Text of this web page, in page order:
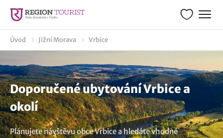
Úvod Jižní Morava Vrbice
Doporučené ubytování Vrbice a
okolí
Plánujete návštěvu obce Vrbice a hledáte vhodné